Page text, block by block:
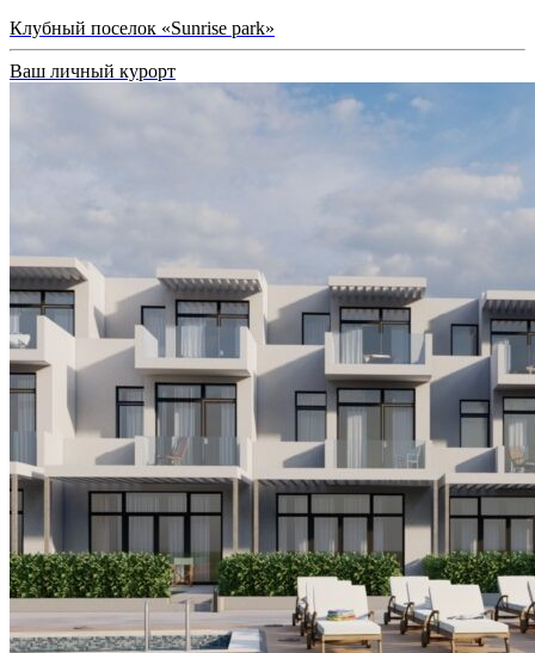
Клубный поселок «Sunrise park»
Ваш личный курорт